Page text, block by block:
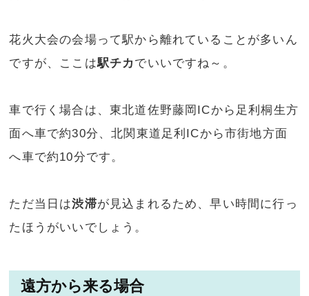
花火大会の会場って駅から離れていることが多いん
ですが、ここは駅チカ でいいですね～。
車で行く場合は、東北道佐野藤岡ICから足利桐生方
面へ車で約30分、北関東道足利ICから市街地方面
へ車で約10分です。
ただ当日は渋滞が見込まれるため、早い時間に行っ
たほうがいいでしょう。
遠方から来る場合